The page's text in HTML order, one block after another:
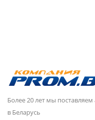
Более 20 лет мы
в Беларусь